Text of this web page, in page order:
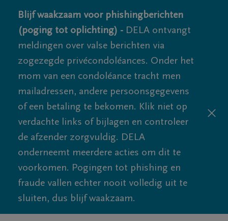
Blijf waakzaam voor phishingberichten
(poging tot oplichting) - DELA ontvangt
meldingen over valse berichten via
zogezegde privécondoléances. Onder het
mom van een condoléance tracht men
mailadressen, andere persoonsgegevens
of een betaling te bekomen. Klik niet op
verdachte links of bijlagen en controleer
de afzender zorgvuldig. DELA
onderneemt meerdere acties om dit te
voorkomen. Pogingen tot phishing en
fraude vallen echter nooit volledig uit te
sluiten, dus blijf waakzaam.